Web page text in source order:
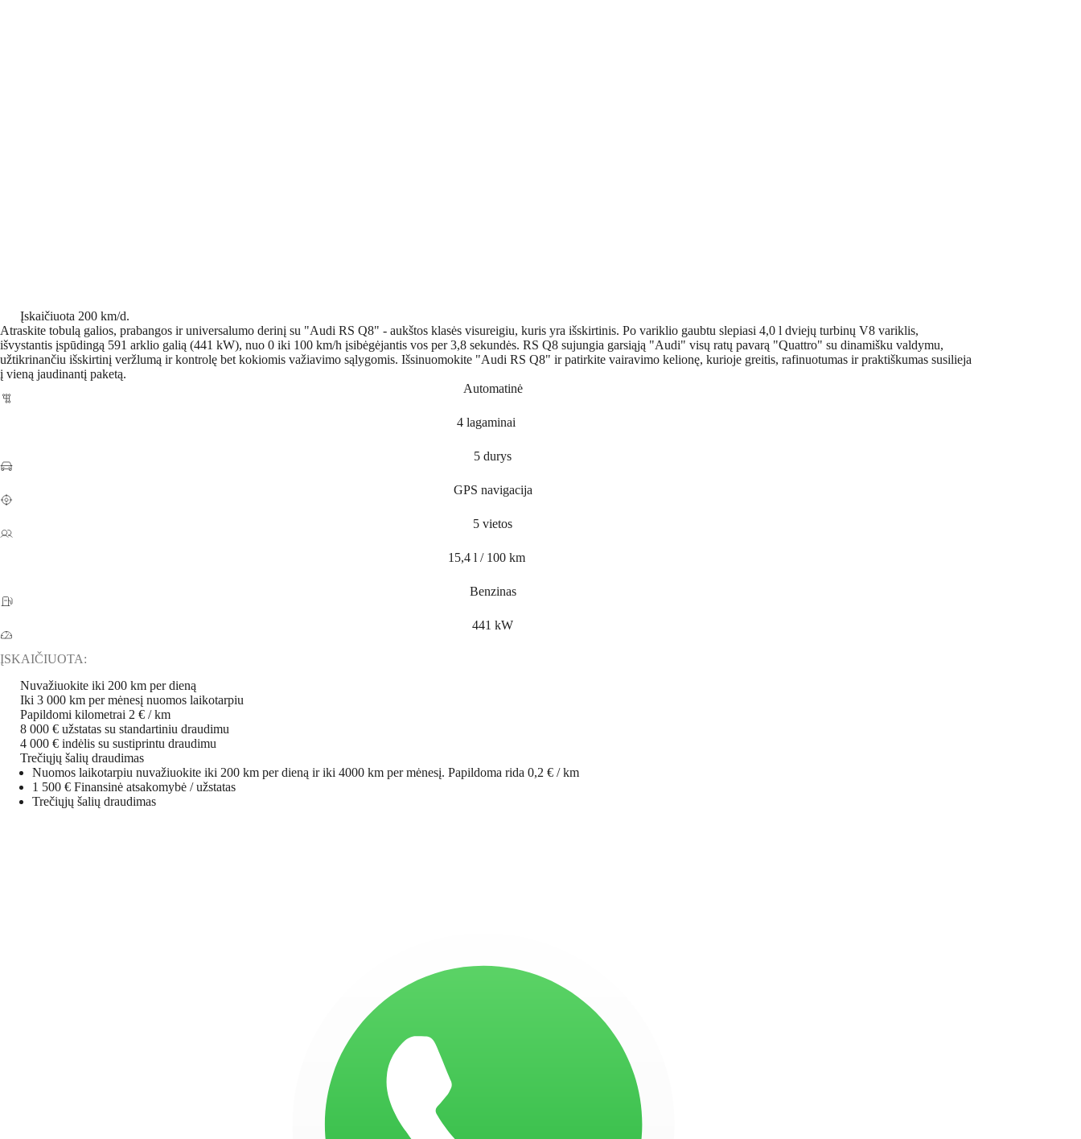
Įskaičiuota 200 km/d.
Atraskite tobulą galios, prabangos ir universalumo derinį su "Audi RS Q8" - aukštos klasės visureigiu, kuris yra išskirtinis. Po variklio gaubtu slepiasi 4,0 l dviejų turbinų V8 variklis,
išvystantis įspūdingą 591 arklio galią (441 kW), nuo 0 iki 100 km/h įsibėgėjantis vos per 3,8 sekundės. RS Q8 sujungia garsiąją "Audi" visų ratų pavarą "Quattro" su dinamišku valdymu,
užtikrinančiu išskirtinį veržlumą ir kontrolę bet kokiomis važiavimo sąlygomis. Išsinuomokite "Audi RS Q8" ir patirkite vairavimo kelionę, kurioje greitis, rafinuotumas ir praktiškumas susilieja
į vieną jaudinantį paketą.
Automatinė
4 lagaminai
5 durys
GPS navigacija
5 vietos
15,4 l / 100 km
Benzinas
441 kW
ĮSKAIČIUOTA:
Nuvažiuokite iki 200 km per dieną
Iki 3 000 km per mėnesį nuomos laikotarpiu
Papildomi kilometrai 2 € / km
8 000 € užstatas su standartiniu draudimu
4 000 € indėlis su sustiprintu draudimu
Trečiųjų šalių draudimas
Nuomos laikotarpiu nuvažiuokite iki 200 km per dieną ir iki 4000 km per mėnesį. Papildoma rida 0,2 € / km
1 500 € Finansinė atsakomybė / užstatas
Trečiųjų šalių draudimas